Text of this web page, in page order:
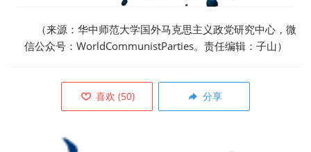
（来源：华中师范大学国外马克思主义政党研究中心，微
信公众号：WorldCommunistParties。责任编辑：子山）
喜欢 (50) 分享